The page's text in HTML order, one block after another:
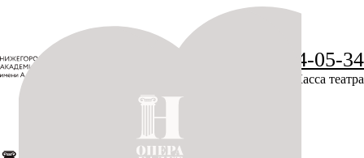
+7 (831) 234-05-34
Касса театра